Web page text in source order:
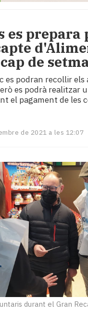
es prepara
de
es podran recollir els
es podrà realitzar
el pagament de les
de 2021 a les 12:07
durant el Gran